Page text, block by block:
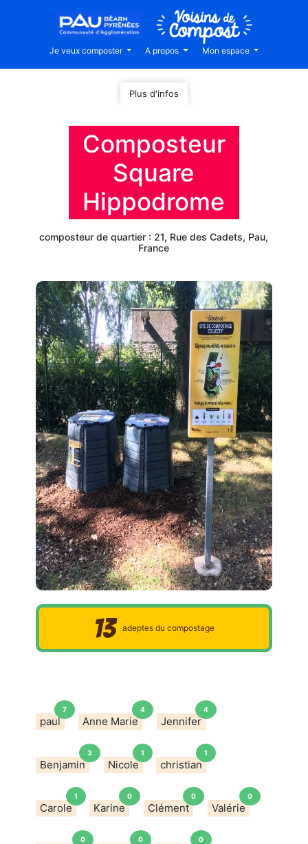
Je veux composter A propos Mon espace
Plus d'infos
Composteur
Square
Hippodrome
composteur de quartier : 21, Rue des Cadets, Pau,
France
13 adeptes du compostage
paul
7
Anne Marie
4
Jennifer
4
Benjamin
3
Nicole
1
christian
1
Carole
1
Karine
0
Clément
0
Valérie
0
0 0 0